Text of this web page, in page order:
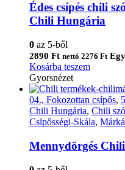
Édes csípés chili
Chili Hungária
0 az 5-ből
2890 Ft nettó 2276 Ft
Kosárba teszem
Gyorsnézet
04., Fokozottan csípős,
Chili Hungária, Chili
Csípősségi-Skála,
Mennydörgés